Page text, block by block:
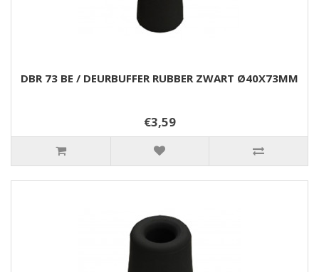
DBR 73 BE / DEURBUFFER RUBBER ZWART Ø40X73MM
€3,59